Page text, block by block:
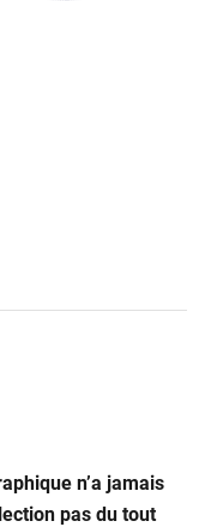
n’a jamais
pas du tout